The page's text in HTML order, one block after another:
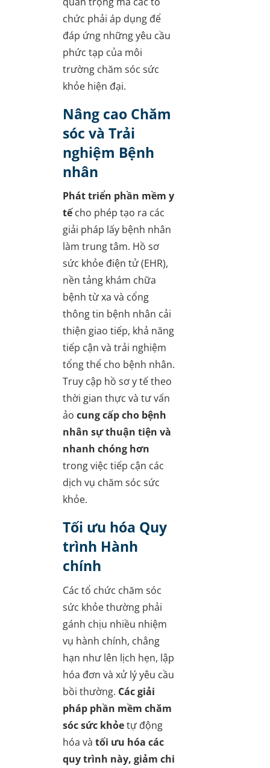
chức phải áp dụng để
đáp ứng những yêu cầu
phức tạp của môi
trường chăm sóc sức
khỏe hiện đại.
Nâng cao Chăm
sóc và Trải
nghiệm Bệnh
nhân
Phát triển phần mềm y
tếcho phép tạo ra các
giải pháp lấy bệnh nhân
làm trung tâm. Hồ sơ
sức khỏe điện tử (EHR),
nền tảng khám chữa
bệnh từ xa và cổng
thông tin bệnh nhân cải
thiện giao tiếp, khả năng
tiếp cận và trải nghiệm
tổng thể cho bệnh nhân.
Truy cập hồ sơ y tế theo
thời gian thực và tư vấn
ảo cung cấp cho bệnh
nhân sự thuận tiện và
nhanh chóng hơn
trong việc tiếp cận các
dịch vụ chăm sóc sức
khỏe.
Tối ưu hóa Quy
trình Hành
chính
Các tổ chức chăm sóc
sức khỏe thường phải
gánh chịu nhiều nhiệm
vụ hành chính, chẳng
hạn như lên lịch hẹn, lập
hóa đơn và xử lý yêu cầu
bồi thường. Các giải
pháp phần mềm chăm
sóc sức khỏetự động
hóa và tối ưu hóa các
quy trình này, giảm chi